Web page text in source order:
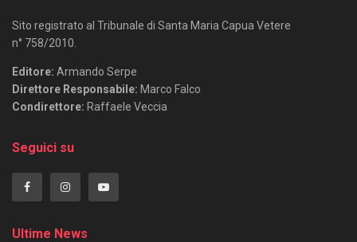
Sito registrato al Tribunale di Santa Maria Capua Vetere
n° 758/2010.
Editore: Armando Serpe
Direttore Responsabile: Marco Falco
Condirettore: Raffaele Veccia
Seguici su
Ultime News